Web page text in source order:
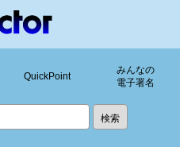
QuickPoint
みんなの
電子署名